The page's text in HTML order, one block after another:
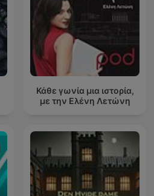
Κάθε γωνία μια ιστορία,
με την Ελένη Λετώνη